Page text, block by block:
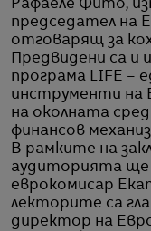
Рафаеле Фито,
председател на
отговарящ за
Предвидени са и
програма LIFE –
инструменти на
на околната
финансов
В рамките на
аудиторията ще
еврокомисар
лекторите са
директор на